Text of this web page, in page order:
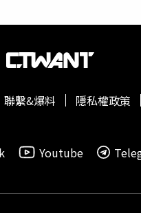
聯繫&爆料
隱私權政策
Youtube